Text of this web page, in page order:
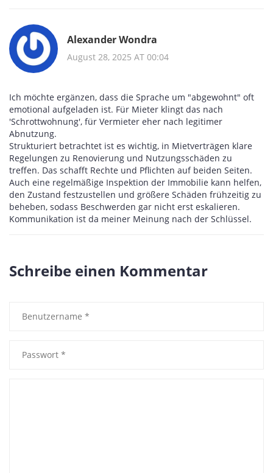
Alexander Wondra
August 28, 2025 AT 00:04
Ich möchte ergänzen, dass die Sprache um "abgewohnt" oft
emotional aufgeladen ist. Für Mieter klingt das nach
'Schrottwohnung', für Vermieter eher nach legitimer
Abnutzung.
Strukturiert betrachtet ist es wichtig, in Mietverträgen klare
Regelungen zu Renovierung und Nutzungsschäden zu
treffen. Das schafft Rechte und Pflichten auf beiden Seiten.
Auch eine regelmäßige Inspektion der Immobilie kann helfen,
den Zustand festzustellen und größere Schäden frühzeitig zu
beheben, sodass Beschwerden gar nicht erst eskalieren.
Kommunikation ist da meiner Meinung nach der Schlüssel.
Schreibe einen Kommentar